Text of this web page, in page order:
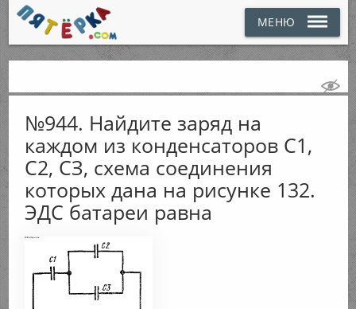
МЕНЮ
№944. Найдите заряд на
каждом из конденсаторов С1,
С2, СЗ, схема соединения
которых дана на рисунке 132.
ЭДС батареи равна